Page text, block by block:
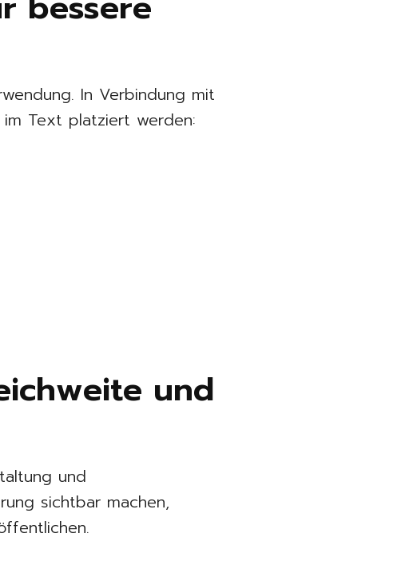
In Verbindung mit
Text platziert werden:
und
und
sichtbar machen,